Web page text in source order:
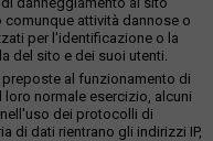
comunque attività dannose o
per l'identificazione o la
del sito e dei suoi utenti.
al funzionamento di
normale esercizio, alcuni
dei protocolli di
di dati rientrano gli indirizzi IP,